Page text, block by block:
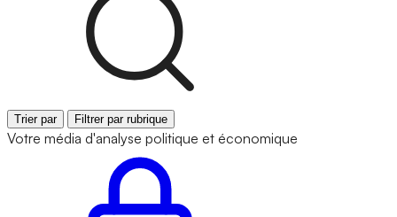
Trier par Filtrer par rubrique
Votre média d'analyse politique et économique